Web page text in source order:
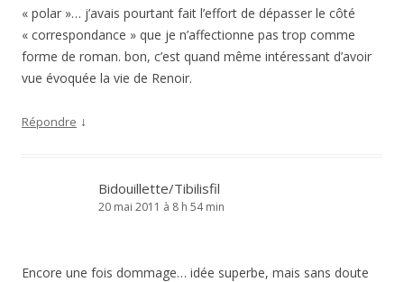
« polar »… j’avais pourtant fait l’effort de dépasser le côté
« correspondance » que je n’affectionne pas trop comme
forme de roman. bon, c’est quand même intéressant d’avoir
vue évoquée la vie de Renoir.
Répondre ↓
Bidouillette/Tibilisfil
20 mai 2011 à 8 h 54 min
Encore une fois dommage… idée superbe, mais sans doute